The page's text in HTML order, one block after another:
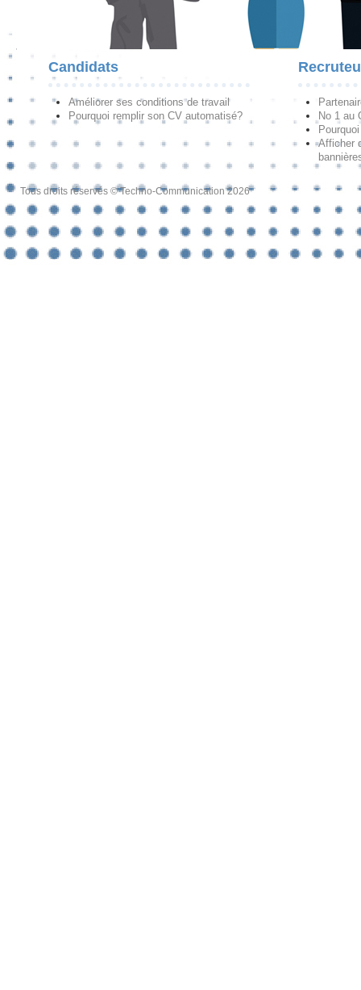
Candidats
Améliorer ses conditions de travail
Pourquoi remplir son CV automatisé?
No 1 au
Afficher
Tous droits réservés © Techno-Communication 2026